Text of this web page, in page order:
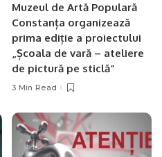
Muzeul de Artă Populară
Constanța organizează
prima ediție a proiectului
„Școala de vară – ateliere
de pictură pe sticlă”
3 Min Read